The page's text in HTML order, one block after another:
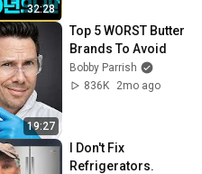
32:28
19:27
Top 5 WORST Butter
Brands To Avoid
Bobby Parrish
836K
2mo ago
I Don't Fix
Refrigerators.